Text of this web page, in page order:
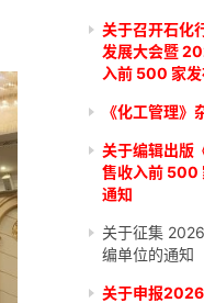
关于召开石化
发展大会暨
入前 500 家
《化工管理》
关于编辑出版
售收入前 500
通知
关于征集
编单位的通知
关于申报